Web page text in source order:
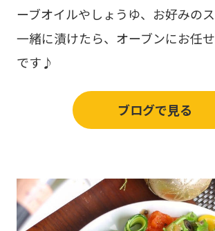
ーブオイルやしょうゆ、お好みの
一緒に漬けたら、オーブンにお任
です♪
ブログで見る